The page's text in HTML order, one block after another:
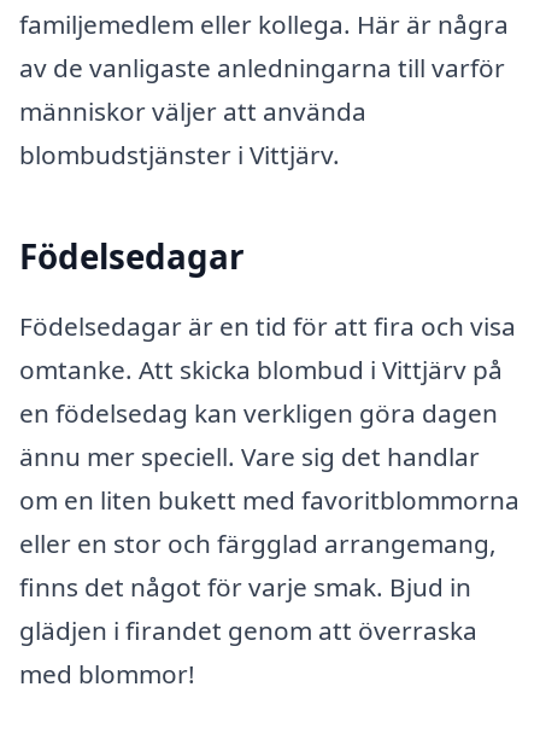
familjemedlem eller kollega. Här är några
av de vanligaste anledningarna till varför
människor väljer att använda
blombudstjänster i Vittjärv.
Födelsedagar
Födelsedagar är en tid för att fira och visa
omtanke. Att skicka blombud i Vittjärv på
en födelsedag kan verkligen göra dagen
ännu mer speciell. Vare sig det handlar
om en liten bukett med favoritblommorna
eller en stor och färgglad arrangemang,
finns det något för varje smak. Bjud in
glädjen i firandet genom att överraska
med blommor!